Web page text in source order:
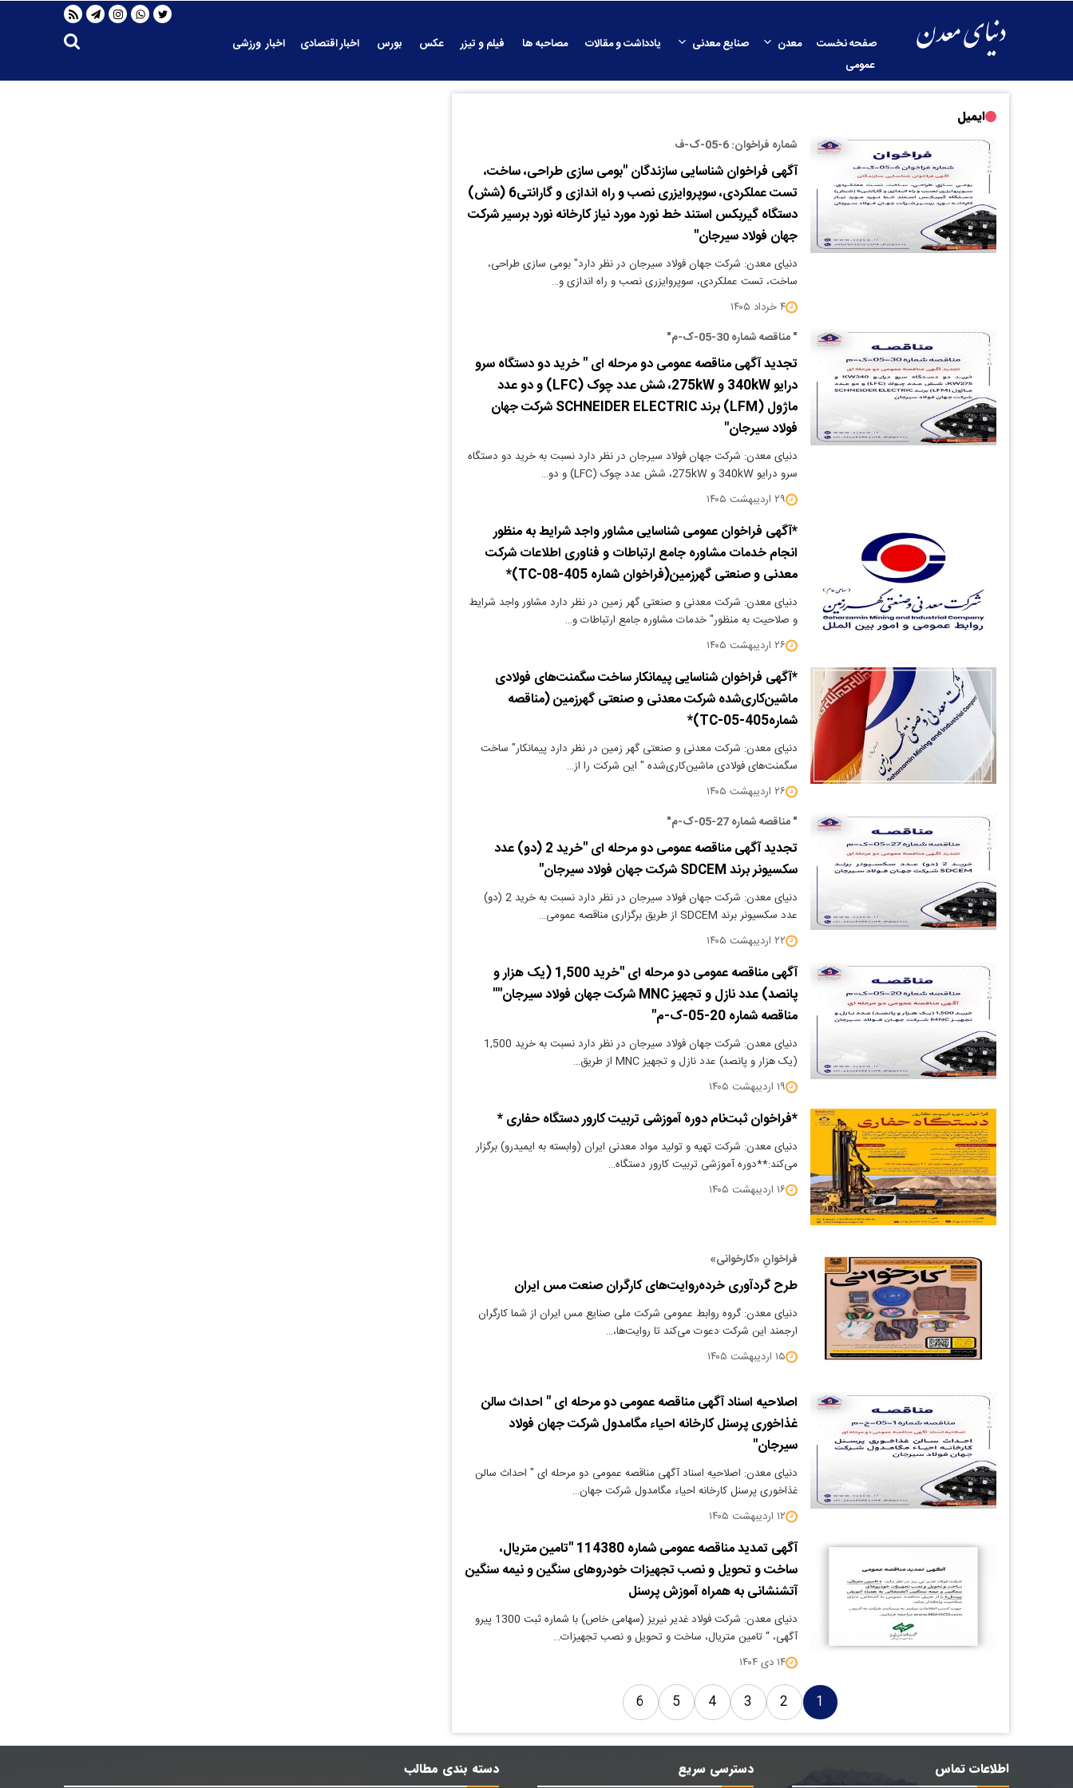
صفحه نخست معدن صنایع معدنی یادداشت و مقالات مصاحبه ها فیلم و تیزر عکس بورس اخبار اقتصادی
اخبار ورزشی
عمومی
ایمیل
شماره فراخوان: 6-05-ک-ف
آگهی فراخوان شناسایی سازندگان "بومی سازی طراحی، ساخت،
تست عملکردی، سوپروایزری نصب و راه اندازی و گارانتی6 (شش)
دستگاه گیربکس استند خط نورد مورد نیاز کارخانه نورد برسیر شرکت
جهان فولاد سیرجان"
دنیای معدن: شرکت جهان فولاد سیرجان در نظر دارد" بومی سازی طراحی،
ساخت، تست عملکردی، سوپروایزری نصب و راه اندازی و…
۴ خرداد ۱۴۰۵
" مناقصه شماره 30-05-ک-م"
تجدید آگهی مناقصه عمومی دو مرحله ای " خرید دو دستگاه سرو
درایو 340kW و 275kW، شش عدد چوک (LFC) و دو عدد
ماژول (LFM) برند SCHNEIDER ELECTRIC شرکت جهان
فولاد سیرجان"
دنیای معدن: شرکت جهان فولاد سیرجان در نظر دارد نسبت به خرید دو دستگاه
سرو درایو 340kW و 275kW، شش عدد چوک (LFC) و دو…
۲۹ اردیبهشت ۱۴۰۵
*آگهی فراخوان عمومی شناسایی مشاور واجد شرایط به منظور
انجام خدمات مشاوره جامع ارتباطات و فناوری اطلاعات شرکت
معدنی و صنعتی گهرزمین(فراخوان شماره 405-TC-08)*
دنیای معدن: شرکت معدنی و صنعتی گهر زمین در نظر دارد مشاور واجد شرایط
و صلاحیت به منظور" خدمات مشاوره جامع ارتباطات و…
۲۶ اردیبهشت ۱۴۰۵
*آگهی فراخوان شناسایی پیمانکار ساخت سگمنت‌های فولادی
ماشین‌کاری‌شده شرکت معدنی و صنعتی گهرزمین (مناقصه
شماره405-TC-05)*
دنیای معدن: شرکت معدنی و صنعتی گهر زمین در نظر دارد پیمانکار" ساخت
سگمنت‌های فولادی ماشین‌کاری‌شده " این شرکت را از…
۲۶ اردیبهشت ۱۴۰۵
" مناقصه شماره 27-05-ک-م"
تجدید آگهی مناقصه عمومی دو مرحله ای "خرید 2 (دو) عدد
سکسیونر برند SDCEM شرکت جهان فولاد سیرجان"
دنیای معدن: شرکت جهان فولاد سیرجان در نظر دارد نسبت به خرید 2 (دو)
عدد سکسیونر برند SDCEM از طریق برگزاری مناقصه عمومی…
۲۲ اردیبهشت ۱۴۰۵
آگهی مناقصه عمومی دو مرحله ای "خرید 1,500 (یک هزار و
پانصد) عدد نازل و تجهیز MNC شرکت جهان فولاد سیرجان""
مناقصه شماره 20-05-ک-م"
دنیای معدن: شرکت جهان فولاد سیرجان در نظر دارد نسبت به خرید 1,500
(یک هزار و پانصد) عدد نازل و تجهیز MNC از طریق…
۱۹ اردیبهشت ۱۴۰۵
*فراخوان ثبت‌نام دوره آموزشی تربیت کارور دستگاه حفاری *
دنیای معدن: شرکت تهیه و تولید مواد معدنی ایران (وابسته به ایمیدرو) برگزار
می‌کند:**دوره آموزشی تربیت کارور دستگاه…
۱۶ اردیبهشت ۱۴۰۵
فراخوانِ «کارخوانی»
طرح گردآوری خرده‌روایت‌های کارگران صنعت مس ایران
دنیای معدن: گروه روابط عمومی شرکت ملی صنایع مس ایران از شما کارگران
ارجمند این شرکت دعوت می‌کند تا روایت‌ها،…
۱۵ اردیبهشت ۱۴۰۵
اصلاحیه اسناد آگهی مناقصه عمومی دو مرحله ای " احداث سالن
غذاخوری پرسنل کارخانه احیاء مگامدول شرکت جهان فولاد
سیرجان"
دنیای معدن: اصلاحیه اسناد آگهی مناقصه عمومی دو مرحله ای " احداث سالن
غذاخوری پرسنل کارخانه احیاء مگامدول شرکت جهان…
۱۲ اردیبهشت ۱۴۰۵
آگهی تمدید مناقصه عمومی شماره 114380 "تامین متریال،
ساخت و تحویل و نصب تجهیزات خودروهای سنگین و نیمه سنگین
آتشنشانی به همراه آموزش پرسنل
دنیای معدن: شرکت فولاد غدیر نی­ریز (سهامی خاص) با شماره ثبت 1300 پیرو
آگهی، “ تامین متریال، ساخت و تحویل و نصب تجهیزات…
۱۴ دی ۱۴۰۴
1
2
3
4
5
6
اطلاعات تماس دسترسی سریع دسته بندی مطالب